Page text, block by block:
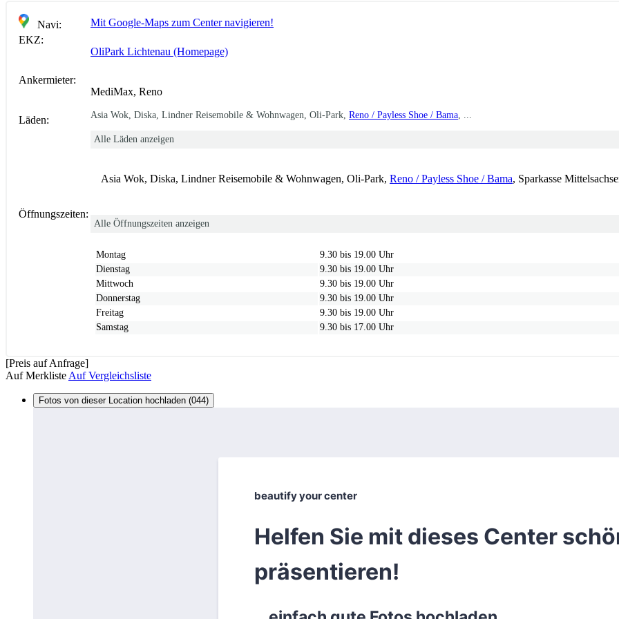
Navi:
Mit Google-Maps zum Center navigieren!
EKZ:
OliPark Lichtenau (Homepage)
Ankermieter:
MediMax, Reno
Läden: Asia Wok, Diska, Lindner Reisemobile & Wohnwagen, Oli-Park, Reno / Payless Shoe / Bama
Alle Läden anzeigen
Asia Wok, Diska, Lindner Reisemobile & Wohnwagen, Oli-Park, Reno / Payless Shoe / Bama, Sparkasse
Öffnungszeiten:
Alle Öffnungszeiten anzeigen
Montag
9.30 bis 19.00 Uhr
Dienstag
9.30 bis 19.00 Uhr
Mittwoch
9.30 bis 19.00 Uhr
Donnerstag
9.30 bis 19.00 Uhr
Freitag
9.30 bis 19.00 Uhr
Samstag
9.30 bis 17.00 Uhr
[Preis auf Anfrage]
Auf Merkliste Auf Vergleichsliste
Fotos von dieser Location hochladen (044)